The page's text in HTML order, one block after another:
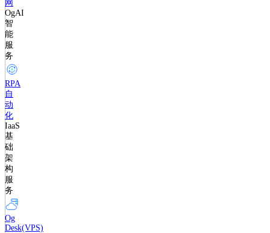
网
OgAI
智
能
服
务
RPA
自
动
化
IaaS
基
础
架
构
服
务
Og
Desk(VPS)